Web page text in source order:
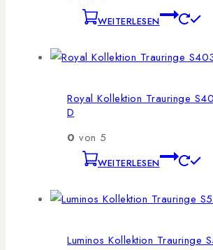
WEITERLESEN
Royal Kollektion Trauringe
D
0 von 5
WEITERLESEN
Luminos Kollektion Trauringe